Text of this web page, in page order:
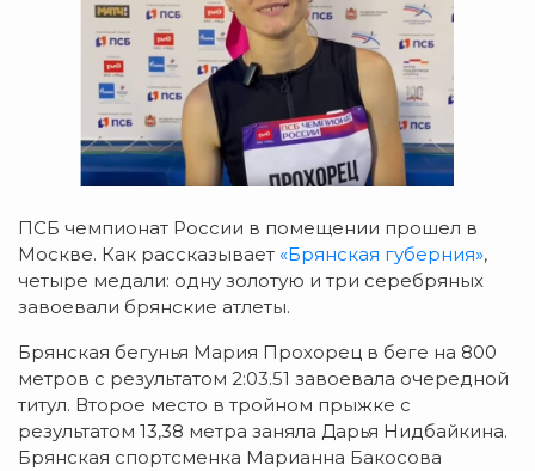
ПСБ чемпионат России в помещении прошел в
Москве. Как рассказывает «Брянская губерния»,
четыре медали: одну золотую и три серебряных
завоевали брянские атлеты.
Брянская бегунья Мария Прохорец в беге на 800
метров с результатом 2:03.51 завоевала очередной
титул. Второе место в тройном прыжке с
результатом 13,38 метра заняла Дарья Нидбайкина.
Брянская спортсменка Марианна Бакосова